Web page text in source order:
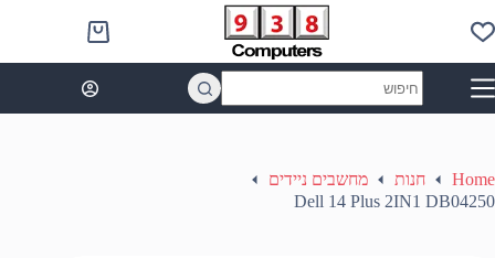
to
content
Shopping
cart
results
Home חנות
מחשבים ניידים
Dell 14 Plus 2IN1 DB04250